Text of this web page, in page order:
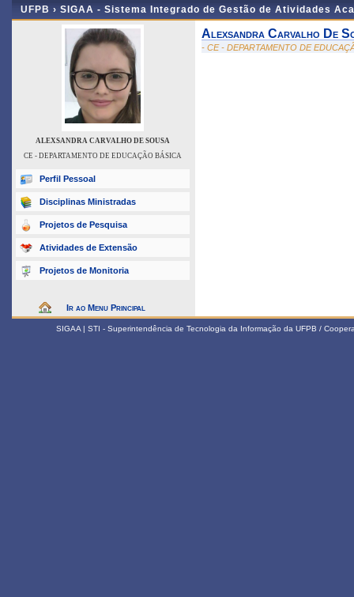
UFPB › SIGAA - Sistema Integrado de Gestão de Atividades
ALEXSANDRA CARVALHO DE SOUSA
CE - DEPARTAMENTO DE EDUCAÇÃO BÁSICA
Perfil Pessoal
Disciplinas Ministradas
Projetos de Pesquisa
Atividades de Extensão
Projetos de Monitoria
Ir ao Menu Principal
Alexsandra Carvalho De
- CE - DEPARTAMENTO DE
SIGAA | STI - Superintendência de Tecnologia da Informação da UFPB /